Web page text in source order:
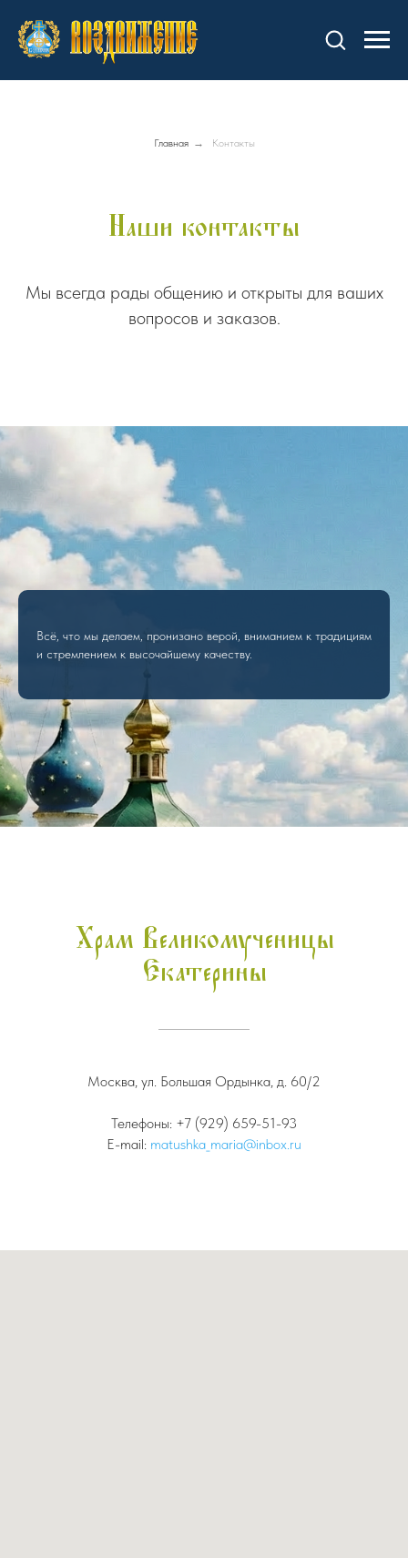
Главная → Контакты
Наши контакты
Мы всегда рады общению и открыты для ваших
вопросов и заказов.
Всё, что мы делаем, пронизано верой, вниманием к традициям
и стремлением к высочайшему качеству.
Храм Великомученицы
Екатерины
Москва, ул. Большая Ордынка, д. 60/2
Телефоны: +7 (929) 659-51-93
E-mail: matushka_maria@inbox.ru